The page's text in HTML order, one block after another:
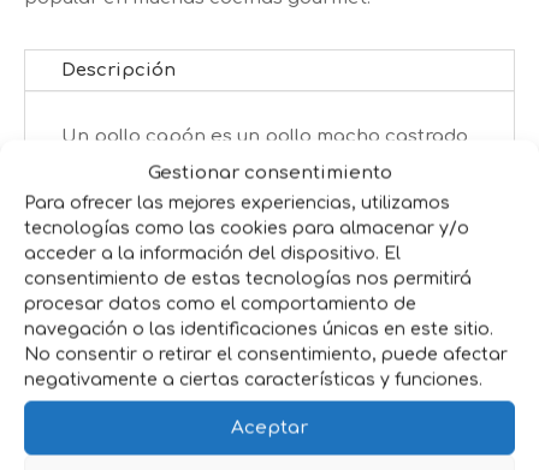
Gestionar consentimiento
Para ofrecer las mejores experiencias, utilizamos
tecnologías como las cookies para almacenar y/o
acceder a la información del dispositivo. El
consentimiento de estas tecnologías nos permitirá
procesar datos como el comportamiento de
navegación o las identificaciones únicas en este sitio.
No consentir o retirar el consentimiento, puede afectar
negativamente a ciertas características y funciones.
Aceptar
Descripción
Un pollo capón es un pollo macho castrado
que se cría específicamente para la
producción de carne de alta calidad. La
castración se realiza generalmente cuando
el pollo es joven para evitar que desarrolle
características sexuales secundarias.
La castración del pollo se realiza
generalmente cuando el animal tiene entre
4 y 8 semanas de edad. Esto se hace
eliminando quirúrgicamente los testículos
del pollo macho, lo que detiene la